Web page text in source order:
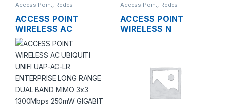
Access Point, Redes
ACCESS POINT
WIRELESS AC
UBIQUITI UNIFI UAP-
AC-LR ENTERPRISE
LONG RANGE DUAL
BAND MIMO 3×3
1300MBPS 250MW
GIGABIT TECHO +
POE
Access Point, Redes
ACCESS POINT
WIRELESS N
DUAL BAND GIGABIT
SOPORTA POE